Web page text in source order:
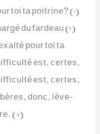
toi ta poitrine? (1)
du fardeau (2)
pour toi ta
est, certes,
est, certes,
donc, lève-
(8)